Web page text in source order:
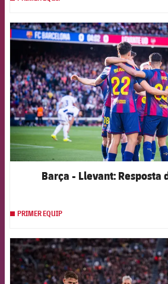
FCB
Barça - Llevant: Resposta
PRIMER EQUIP
FCB